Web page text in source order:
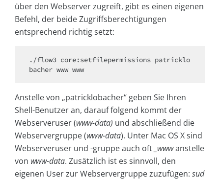
über den Webserver zugreift, gibt es einen eigenen
Befehl, der beide Zugriffsberechtigungen
entsprechend richtig setzt:
./flow3 core:setfilepermissions patricklo
bacher www www
Anstelle von „patricklobacher“ geben Sie Ihren
Shell-Benutzer an, darauf folgend kommt der
Webserveruser (www-data) und abschließend die
Webservergruppe (www-data). Unter Mac OS X sind
Webserveruser und -gruppe auch oft _wwwanstelle
von www-data. Zusätzlich ist es sinnvoll, den
eigenen User zur Webservergruppe zuzufügen: sud